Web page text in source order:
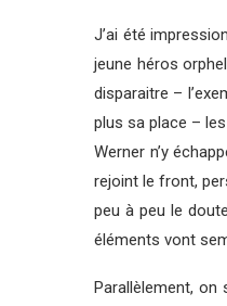
J’ai été
jeune héros
disparaitre –
plus sa place –
Werner n’y
rejoint le front,
peu à peu le
éléments vont
Parallèlement,